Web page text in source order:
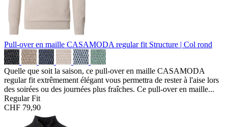
Pull-over en maille CASAMODA regular fit Structure | Col rond
Quelle que soit la saison, ce pull-over en maille CASAMODA
regular fit extrêmement élégant vous permettra de rester à l'aise lors
des soirées ou des journées plus fraîches. Ce pull-over en maille...
Regular Fit
CHF 79,90